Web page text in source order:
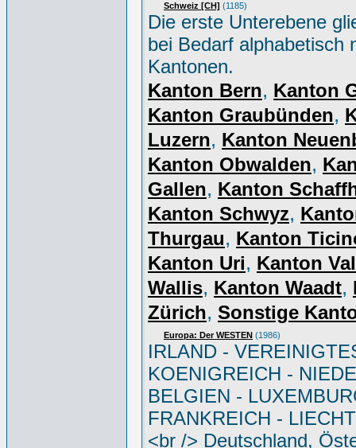
Schweiz [CH] (1185)
Die erste Unterebene
bei Bedarf alphabetisch
Kantonen.
Kanton Bern, Kanton
Kanton Graubünden,
Luzern, Kanton
Kanton Obwalden,
Gallen, Kanton
Kanton Schwyz,
Thurgau, Kanton
Kanton Uri, Kanton
Wallis, Kanton Waadt,
Zürich, Sonstige
Europa: Der WESTEN (1986)
IRLAND -
KOENIGREICH -
BELGIEN -
FRANKREICH -
<br /> Deutschland,